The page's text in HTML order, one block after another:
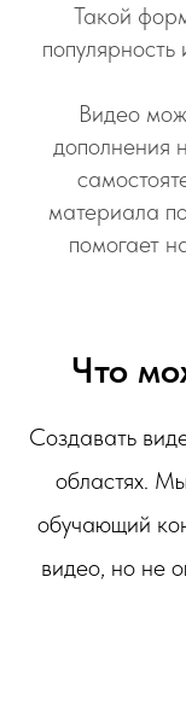
Такой
Видео
дополнения
материала
помогает
Что
Создавать
областях.
обучающий
видео, но не